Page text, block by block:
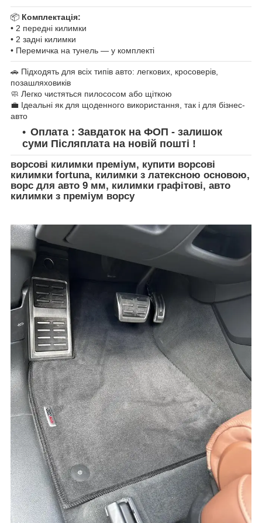
📦 Комплектація:
• 2 передні килимки
• 2 задні килимки
• Перемичка на тунель — у комплекті
🚗 Підходять для всіх типів авто: легкових, кросоверів,
позашляховиків
🧼 Легко чистяться пилососом або щіткою
💼 Ідеальні як для щоденного використання, так і для бізнес-
авто
Оплата : Завдаток на ФОП - залишок
суми Післяплата на новій пошті !
ворсові килимки преміум, купити ворсові
килимки fortuna, килимки з латексною основою,
ворс для авто 9 мм, килимки графітові, авто
килимки з преміум ворсу